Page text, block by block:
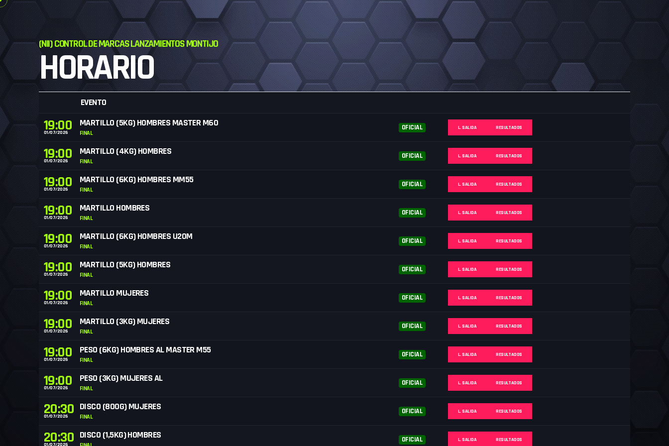
(NII) CONTROL DE MARCAS LANZAMIENTOS MONTIJO
HORARIO
EVENTO
19:00
01/07/2026
MARTILLO (5KG) HOMBRES MASTER M60
FINAL
OFICIAL L. SALIDA RESULTADOS
19:00
01/07/2026
MARTILLO (4KG) HOMBRES
FINAL
OFICIAL L. SALIDA RESULTADOS
19:00
01/07/2026
MARTILLO (6KG) HOMBRES MM55
FINAL
OFICIAL L. SALIDA RESULTADOS
19:00
01/07/2026
MARTILLO HOMBRES
FINAL
OFICIAL L. SALIDA RESULTADOS
19:00
01/07/2026
MARTILLO (6KG) HOMBRES U20M
FINAL
OFICIAL L. SALIDA RESULTADOS
19:00
01/07/2026
MARTILLO (5KG) HOMBRES
FINAL
OFICIAL L. SALIDA RESULTADOS
19:00
01/07/2026
MARTILLO MUJERES
FINAL
OFICIAL L. SALIDA RESULTADOS
19:00
01/07/2026
MARTILLO (3KG) MUJERES
FINAL
OFICIAL L. SALIDA RESULTADOS
19:00
01/07/2026
PESO (6KG) HOMBRES AL MASTER M55
FINAL
OFICIAL L. SALIDA RESULTADOS
19:00
01/07/2026
PESO (3KG) MUJERES AL
FINAL
OFICIAL L. SALIDA RESULTADOS
20:30
01/07/2026
DISCO (800G) MUJERES
FINAL
OFICIAL L. SALIDA RESULTADOS
20:30
01/07/2026
DISCO (1,5KG) HOMBRES OFICIAL L. SALIDA RESULTADOS